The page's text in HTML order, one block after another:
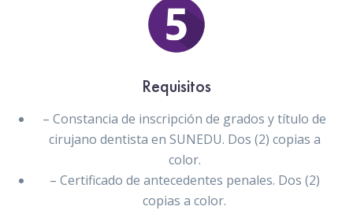
Requisitos
– Constancia de inscripción de grados y título de
cirujano dentista en SUNEDU. Dos (2) copias a
color.
– Certificado de antecedentes penales. Dos (2)
copias a color.